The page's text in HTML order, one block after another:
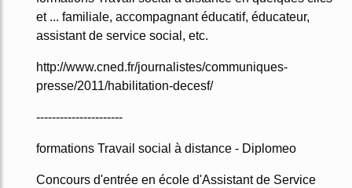
et ... familiale, accompagnant éducatif, éducateur,
assistant de service social, etc.
http://www.cned.fr/journalistes/communiques-
presse/2011/habilitation-decesf/
----------------------
formations Travail social à distance - Diplomeo
Concours d'entrée en école d'Assistant de Service